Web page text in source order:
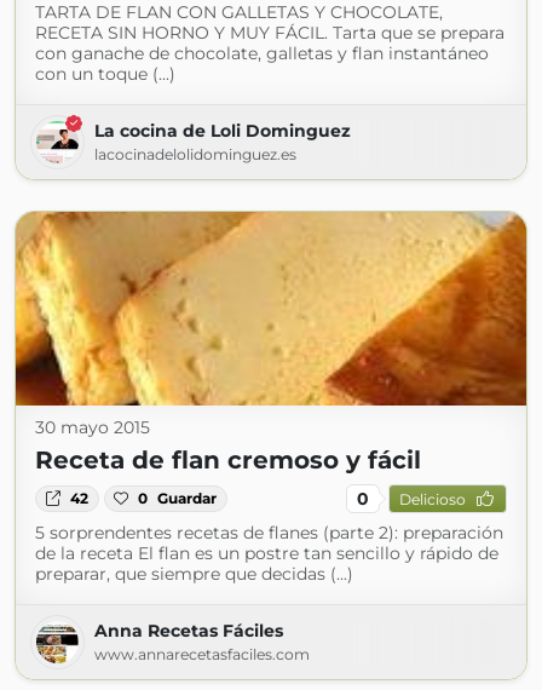
TARTA DE FLAN CON GALLETAS Y CHOCOLATE,
RECETA SIN HORNO Y MUY FÁCIL. Tarta que se prepara
con ganache de chocolate, galletas y flan instantáneo
con un toque (...)
La cocina de Loli Dominguez
lacocinadelolidominguez.es
30 mayo 2015
Receta de flan cremoso y fácil
42 0 Guardar 0 Delicioso
5 sorprendentes recetas de flanes (parte 2): preparación
de la receta El flan es un postre tan sencillo y rápido de
preparar, que siempre que decidas (...)
Anna Recetas Fáciles
www.annarecetasfaciles.com